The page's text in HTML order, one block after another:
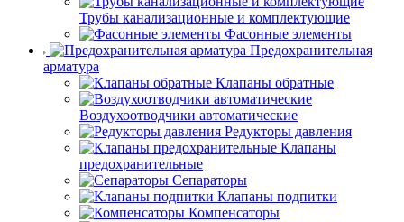
Трубы канализационные и комплектующие
Фасонные элементы
Предохранительная
арматура
Клапаны обратные
Воздухоотводчики автоматические
Редукторы давления
Клапаны
предохранительные
Сепараторы
Клапаны подпитки
Компенсаторы